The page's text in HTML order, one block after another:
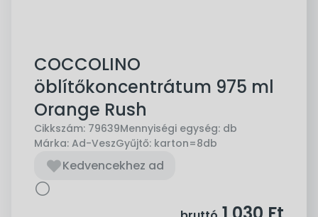
COCCOLINO
öblítőkoncentrátum 975 ml
Orange Rush
Cikkszám: 79639Mennyiségi egység: db
Márka: Ad-VeszGyűjtő: karton=8db
Kedvencekhez ad